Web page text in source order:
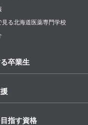
見る北海道医薬専門学校
卒業生
指す資格